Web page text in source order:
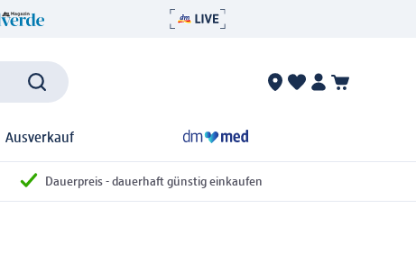
Ausverkauf
Dauerpreis - dauerhaft günstig einkaufen